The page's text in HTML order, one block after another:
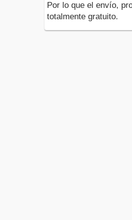
Por lo que el envío,
totalmente gratuito.